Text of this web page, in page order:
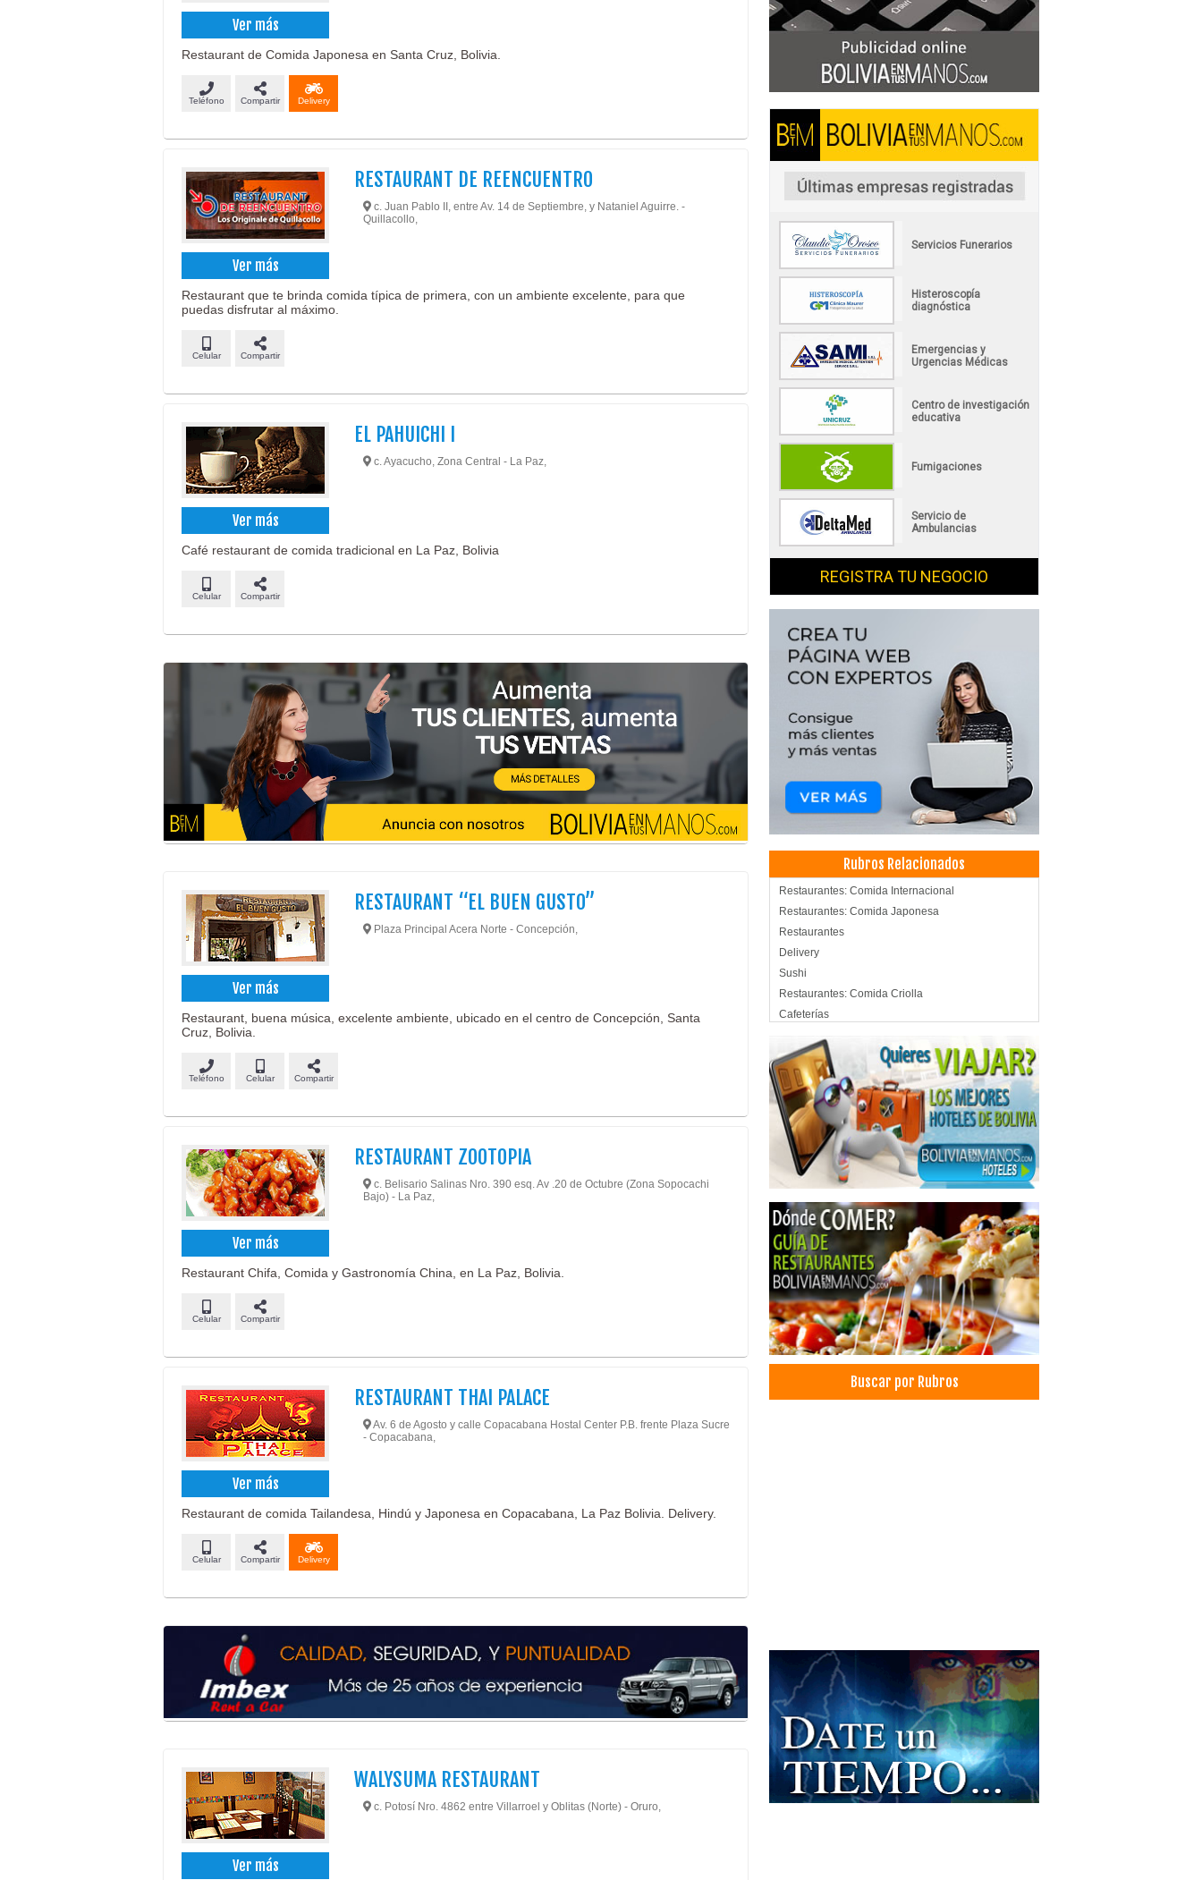
Ver más
Restaurant de Comida Japonesa en Santa Cruz, Bolivia.
Teléfono Compartir Delivery
Ver más
RESTAURANT DE REENCUENTRO
c. Juan Pablo II, entre Av. 14 de Septiembre, y Nataniel Aguirre. -
Quillacollo,
Restaurant que te brinda comida típica de primera, con un ambiente excelente, para que
puedas disfrutar al máximo.
Celular Compartir
Ver más
EL PAHUICHI I
c. Ayacucho, Zona Central - La Paz,
Café restaurant de comida tradicional en La Paz, Bolivia
Celular Compartir
Ver más
RESTAURANT “EL BUEN GUSTO”
Plaza Principal Acera Norte - Concepción,
Restaurant, buena música, excelente ambiente, ubicado en el centro de Concepción, Santa
Cruz, Bolivia.
Teléfono Celular Compartir
Ver más
RESTAURANT ZOOTOPIA
c. Belisario Salinas Nro. 390 esq. Av .20 de Octubre (Zona Sopocachi
Bajo) - La Paz,
Restaurant Chifa, Comida y Gastronomía China, en La Paz, Bolivia.
Celular Compartir
Ver más
RESTAURANT THAI PALACE
Av. 6 de Agosto y calle Copacabana Hostal Center P.B. frente Plaza Sucre
- Copacabana,
Restaurant de comida Tailandesa, Hindú y Japonesa en Copacabana, La Paz Bolivia. Delivery.
Celular Compartir Delivery
Ver más
WALYSUMA RESTAURANT
c. Potosí Nro. 4862 entre Villarroel y Oblitas (Norte) - Oruro,
Servicios Funerarios
Histeroscopía
diagnóstica
Emergencias y
Urgencias Médicas
Centro de investigación
educativa
Fumigaciones
Servicio de
Ambulancias
REGISTRA TU NEGOCIO
Rubros Relacionados
Restaurantes: Comida Internacional
Restaurantes: Comida Japonesa
Restaurantes
Delivery
Sushi
Restaurantes: Comida Criolla
Cafeterías
Gastronomía
Servicios de Gastronomía
Restaurantes: Comida China
Restaurantes: Chifas
Comida Saludable
Gastronomia Andina
Comida Rápida
Restaurantes: Comida Rápida
Hostales
Restaurantes: Pescados y Mariscos
Pescados y Mariscos
Hostel
Buscar por Rubros